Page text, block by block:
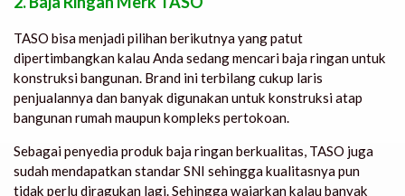
TASO bisa menjadi pilihan berikutnya yang patut
dipertimbangkan kalau Anda sedang mencari baja ringan untuk
konstruksi bangunan. Brand ini terbilang cukup laris
penjualannya dan banyak digunakan untuk konstruksi atap
bangunan rumah maupun kompleks pertokoan.
Sebagai penyedia produk baja ringan berkualitas, TASO juga
sudah mendapatkan standar SNI sehingga kualitasnya pun
tidak perlu diragukan lagi. Sehingga wajarkan kalau banyak